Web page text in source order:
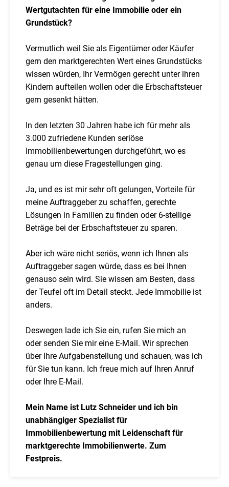
Wertgutachten für eine Immobilie oder ein
Grundstück?
Vermutlich weil Sie als Eigentümer oder Käufer
gern den marktgerechten Wert eines Grundstücks
wissen würden, Ihr Vermögen gerecht unter ihren
Kindern aufteilen wollen oder die Erbschaftsteuer
gern gesenkt hätten.
In den letzten 30 Jahren habe ich für mehr als
3.000 zufriedene Kunden seriöse
Immobilienbewertungen durchgeführt, wo es
genau um diese Fragestellungen ging.
Ja, und es ist mir sehr oft gelungen, Vorteile für
meine Auftraggeber zu schaffen, gerechte
Lösungen in Familien zu finden oder 6-stellige
Beträge bei der Erbschaftsteuer zu sparen.
Aber ich wäre nicht seriös, wenn ich Ihnen als
Auftraggeber sagen würde, dass es bei Ihnen
genauso sein wird. Sie wissen am Besten, dass
der Teufel oft im Detail steckt. Jede Immobilie ist
anders.
Deswegen lade ich Sie ein, rufen Sie mich an
oder senden Sie mir eine E-Mail. Wir sprechen
über Ihre Aufgabenstellung und schauen, was ich
für Sie tun kann. Ich freue mich auf Ihren Anruf
oder Ihre E-Mail.
Mein Name ist Lutz Schneider und ich bin
unabhängiger Spezialist für
Immobilienbewertung mit Leidenschaft für
marktgerechte Immobilienwerte. Zum
Festpreis.